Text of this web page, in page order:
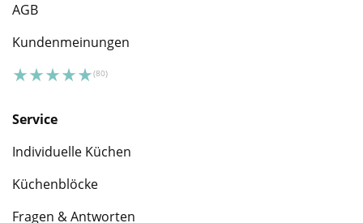
AGB
Kundenmeinungen
Service
Individuelle Küchen
Küchenblöcke
Fragen & Antworten